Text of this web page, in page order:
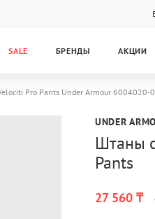
SALE БРЕНДЫ АКЦИИ
Pro Pants Under Armour 6004020-
UNDER
Штаны
Pants
27 560 ₸